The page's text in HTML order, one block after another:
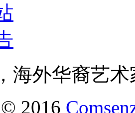
海外华裔艺
2016